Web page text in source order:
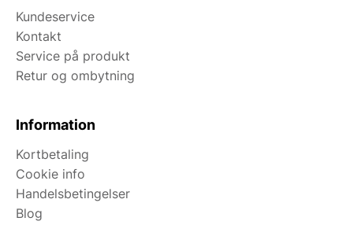
Kundeservice
Kontakt
Service på produkt
Retur og ombytning
Information
Kortbetaling
Cookie info
Handelsbetingelser
Blog